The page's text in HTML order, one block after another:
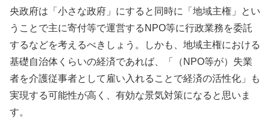
央政府は「小さな政府」にすると同時に「地域主権」とい
うことで主に寄付等で運営するNPO等に行政業務を委託
するなどを考えるべきしょう。しかも、地域主権における
基礎自治体くらいの経済であれば、「（NPO等が）失業
者を介護従事者として雇い入れることで経済の活性化」も
実現する可能性が高く、有効な景気対策になると思いま
す。